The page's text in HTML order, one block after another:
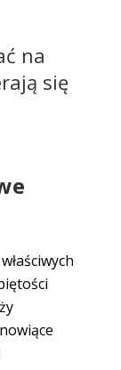
na
się